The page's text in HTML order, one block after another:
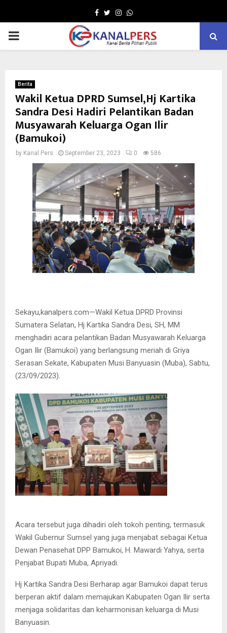
Facebook
TwitterInstagram
Whatsapp
PRIMARY
Berita
Wakil Ketua DPRD Sumsel,Hj Kartika
Sandra Desi Hadiri Pelantikan Badan
Musyawarah Keluarga Ogan Ilir
(Bamukoi)
by Kanal Pers September 23, 2023 0 586
Sekayu,kanalpers.com—Wakil Ketua DPRD Provinsi
Sumatera Selatan, Hj Kartika Sandra Desi, SH, MM
menghadiri acara pelantikan Badan Musyawarah Keluarga
Ogan Ilir (Bamukoi) yang berlangsung meriah di Griya
Serasan Sekate, Kabupaten Musi Banyuasin (Muba), Sabtu,
(23/09/2023).
Acara tersebut juga dihadiri oleh tokoh penting, termasuk
Wakil Gubernur Sumsel yang juga menjabat sebagai Ketua
Dewan Penasehat DPP Bamukoi, H. Mawardi Yahya, serta
Penjabat Bupati Muba, Apriyadi.
Hj Kartika Sandra Desi Berharap agar Bamukoi dapat terus
berperan aktif dalam memajukan Kabupaten Ogan Ilir serta
menjaga solidaritas dan keharmonisan keluarga di Musi
Banyuasin.